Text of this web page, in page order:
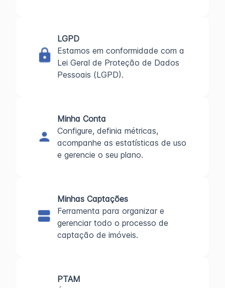
LGPD
Estamos em conformidade com a
Lei Geral de Proteção de Dados
Pessoais (LGPD).
Minha Conta
Configure, definia métricas,
acompanhe as estatísticas de uso
e gerencie o seu plano.
Minhas Captações
Ferramenta para organizar e
gerenciar todo o processo de
captação de imóveis.
PTAM